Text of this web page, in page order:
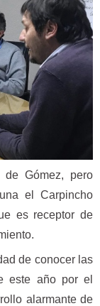
Gómez, pero
el Carpincho
es receptor de
de conocer las
este año por el
alarmante de